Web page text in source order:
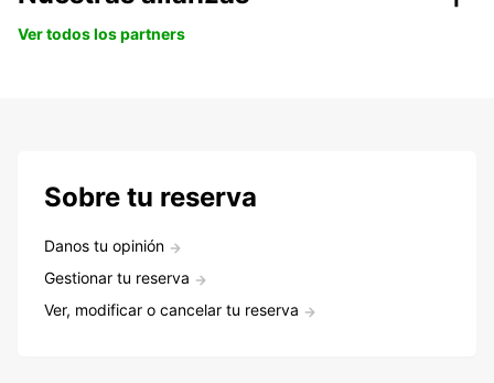
Ver todos los partners
Sobre tu reserva
Danos tu opinión
Gestionar tu reserva
Ver, modificar o cancelar tu reserva